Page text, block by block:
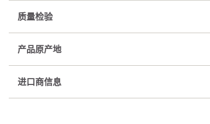
质量检验
产品原产地
进口商信息